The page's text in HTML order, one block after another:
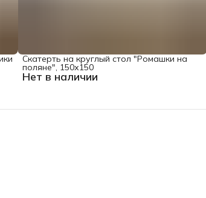
Нет в наличии
Скатерть на круглый стол "Ромашки на
поляне", 150х150